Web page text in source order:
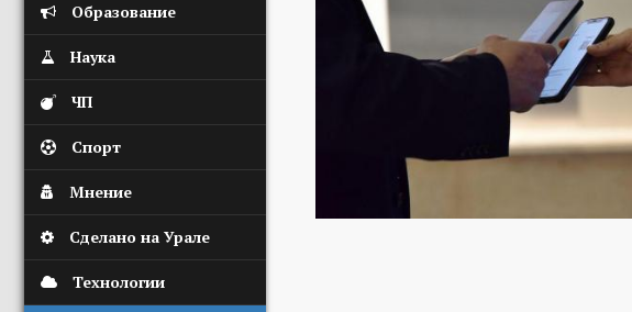
Образование
Наука
ЧП
Спорт
Мнение
Сделано на Урале
Технологии